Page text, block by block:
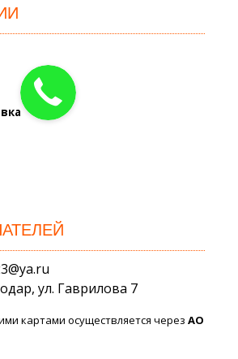
ул. Гаврилова 7
картами осуществляется черезАО